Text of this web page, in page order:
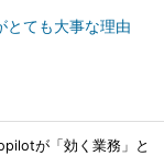
とても大事な理由
が「効く業務」と